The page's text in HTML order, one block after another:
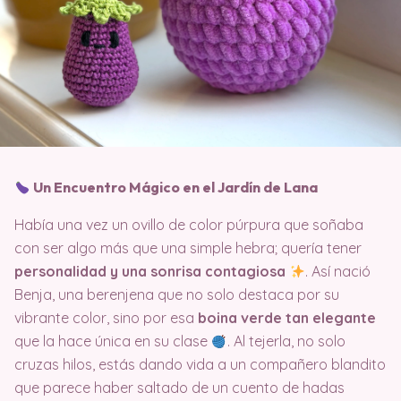
Un Encuentro Mágico en el Jardín de Lana
Había una vez un ovillo de color púrpura que soñaba
con ser algo más que una simple hebra; quería tener
personalidad y una sonrisa contagiosa
. Así nació
Benja, una berenjena que no solo destaca por su
vibrante color, sino por esa boina verde tan elegante
que la hace única en su clase
. Al tejerla, no solo
cruzas hilos, estás dando vida a un compañero blandito
que parece haber saltado de un cuento de hadas